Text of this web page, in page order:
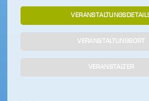
VERANSTALTUNGSORT
VERANSTALTER